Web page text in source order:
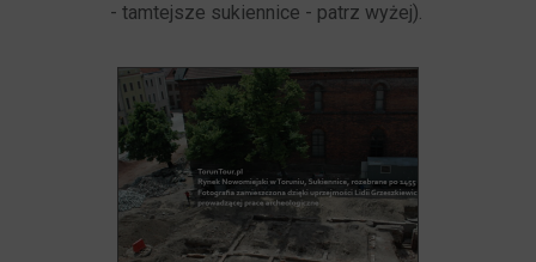
- tamtejsze sukiennice - patrz wyżej).